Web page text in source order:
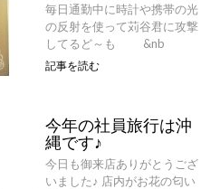
毎日通勤中に時計や携帯の光
の反射を使って苅谷君に攻撃
してるど～も &nb
記事を読む
今年の社員旅行は沖
縄です♪
今日も御来店ありがとうござ
いました♪ 店内がお花の匂い